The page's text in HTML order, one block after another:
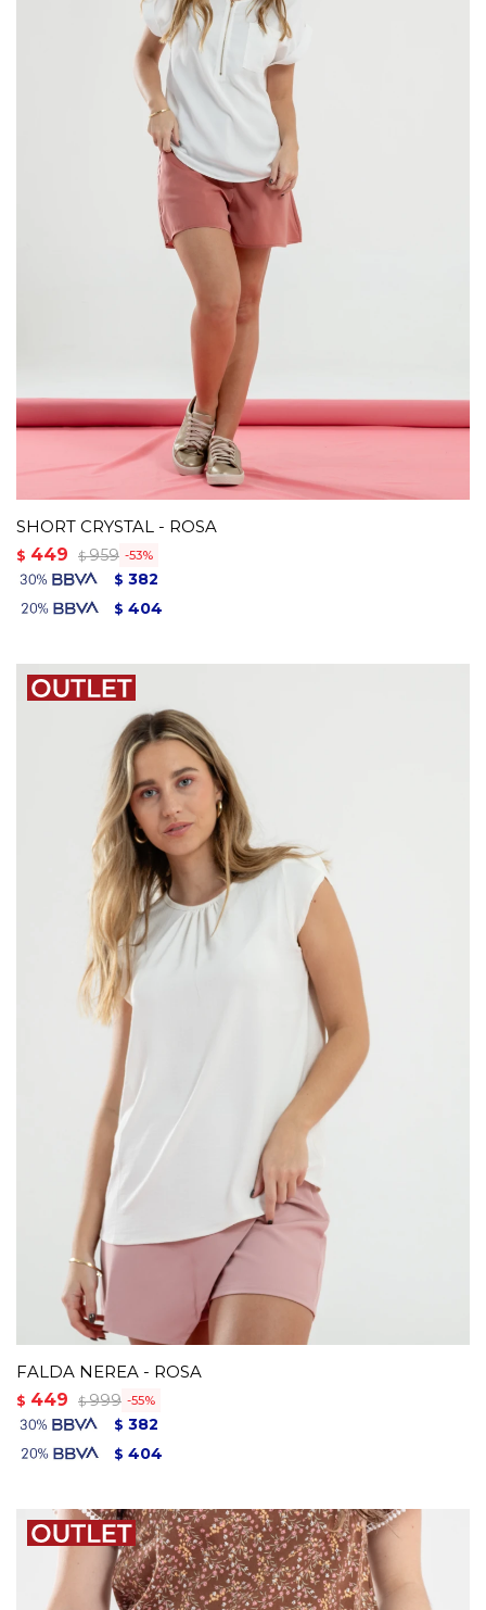
SHORT CRYSTAL - ROSA
$ 449 $ 959 53
$ 382
$ 404
FALDA NEREA - ROSA
$ 449 $ 999 55
$ 382
$ 404